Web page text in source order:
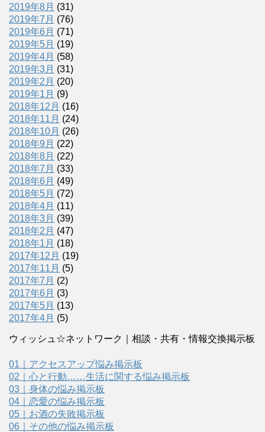
2019年8月 (31)
2019年7月 (76)
2019年6月 (71)
2019年5月 (19)
2019年4月 (58)
2019年3月 (31)
2019年2月 (20)
2019年1月 (9)
2018年12月 (16)
2018年11月 (24)
2018年10月 (26)
2018年9月 (22)
2018年8月 (22)
2018年7月 (33)
2018年6月 (49)
2018年5月 (72)
2018年4月 (11)
2018年3月 (39)
2018年2月 (47)
2018年1月 (18)
2017年12月 (19)
2017年11月 (5)
2017年7月 (2)
2017年6月 (3)
2017年5月 (13)
2017年4月 (5)
ウィッシュ☆ネットワーク｜相談・共有・情報交換掲示板
01｜アクセスアップ悩み掲示板
02｜心と行動……生活に関する悩み掲示板
03｜身体の悩み掲示板
04｜恋愛の悩み掲示板
05｜お酒の失敗掲示板
06｜その他の悩み掲示板